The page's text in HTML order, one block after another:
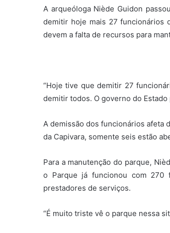
A arqueóloga Niède Guidon
demitir hoje mais 27 funcionários
devem a falta de recursos para
“Hoje tive que demitir 27
demitir todos. O governo do
A demissão dos funcionários afeta
da Capivara, somente seis estão
Para a manutenção do parque,
o Parque já funcionou com 270
prestadores de serviços.
“É muito triste vê o parque nessa